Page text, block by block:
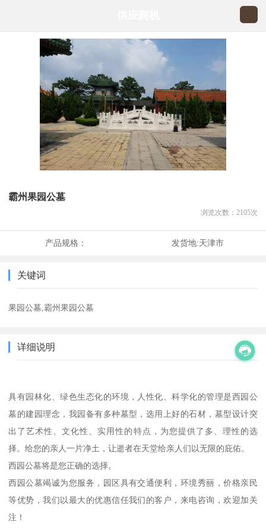
霸州果园公墓
浏览次数： 2105次
产品规格： 发货地:天津市
关键词
果园公墓,霸州果园公墓
详细说明
具有园林化、绿色生态化的环境，人性化、科学化的管理是西园公
墓的建园理念，我园备有多种墓型，选用上好的石材，墓型设计突
出了艺术性、文化性、实用性的特点，为您提供了多、理性的选
择。给您的亲人一片净土，让逝者在天堂给亲人们以无限的庇佑。
西园公墓将是您正确的选择。
西园公墓竭诚为您服务，园区具有交通便利，环境秀丽，价格亲民
等优势，我们以最大的优惠信任我们的客户，来电咨询，欢迎加关
注！